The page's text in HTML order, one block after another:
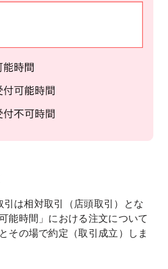
引は相対取引（店頭取引）とな
能時間」における注文について
その場で約定（取引成立）しま